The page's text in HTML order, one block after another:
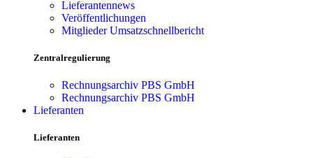
Lieferantennews
Veröffentlichungen
Mitglieder Umsatzschnellbericht
Zentralregulierung
Rechnungsarchiv PBS GmbH
Rechnungsarchiv PBS GmbH
Lieferanten
Lieferanten